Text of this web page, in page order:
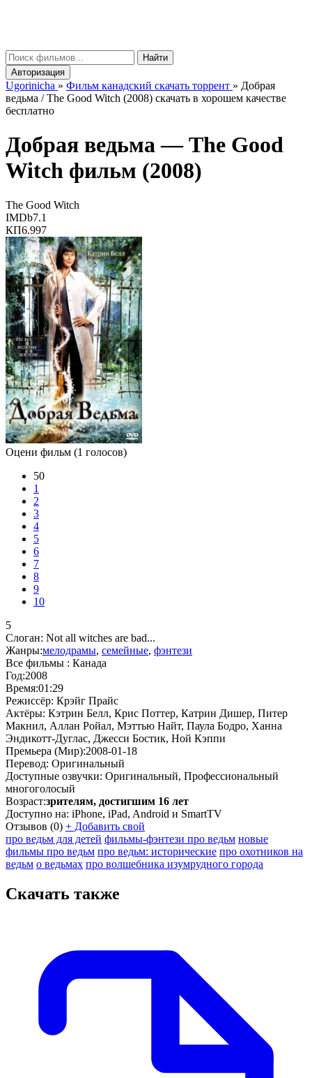
Найти
Авторизация
Ugorinicha » Фильм канадский скачать торрент » Добрая
ведьма / The Good Witch (2008) скачать в хорошем качестве
бесплатно
Добрая ведьма —The Good
Witch фильм (2008)
The Good Witch
IMDb7.1
КП6.997
Оцени фильм (1 голосов)
50
1
2
3
4
5
6
7
8
9
10
5
Слоган: Not all witches are bad...
Жанры:мелодрамы, семейные, фэнтези
Все фильмы : Канада
Год:2008
Время:01:29
Режиссёр: Крэйг Прайс
Актёры: Кэтрин Белл, Крис Поттер, Катрин Дишер, Питер
Макнил, Аллан Ройал, Мэттью Найт, Паула Бодро, Ханна
Эндикотт-Дуглас, Джесси Бостик, Ной Кэппи
Премьера (Мир):2008-01-18
Перевод: Оригинальный
Доступные озвучки: Оригинальный, Профессиональный
многоголосый
Возраст:зрителям, достигшим 16 лет
Доступно на: iPhone, iPad, Android и SmartTV
Отзывов (0) + Добавить свой
про ведьм для детей фильмы-фэнтези про ведьм новые
фильмы про ведьм про ведьм: исторические про охотников на
ведьм о ведьмах про волшебника изумрудного города
Скачать также